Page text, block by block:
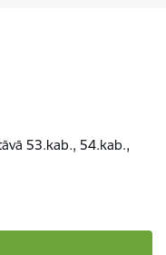
53.kab., 54.kab.,